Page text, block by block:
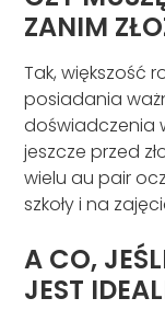
ZANIM
Tak, większość
posiadania
doświadczenia
jeszcze przed
wielu au pair
szkoły i na
A CO,
JEST